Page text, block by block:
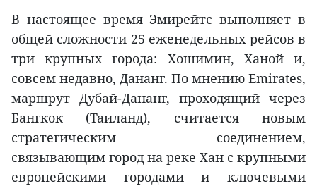
В настоящее время Эмирейтс выполняет в
общей сложности 25 еженедельных рейсов в
три крупных города: Хошимин, Ханой и,
совсем недавно, Дананг. По мнению Emirates,
маршрут Дубай-Дананг, проходящий через
Бангкок (Таиланд), считается новым
стратегическим соединением,
связывающим город на реке Хан с крупными
европейскими городами и ключевыми